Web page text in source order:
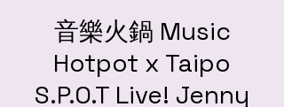
音樂火鍋 Music
Hotpot x Taipo
S.P.O.T Live! Jenny